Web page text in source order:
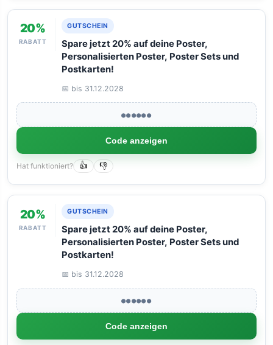
20%
RABATT
GUTSCHEIN
Spare jetzt 20% auf deine Poster,
Personalisierten Poster, Poster Sets und
Postkarten!
📅 bis 31.12.2028
●●●●●●
Code anzeigen
Hat funktioniert? 👍 👎
20%
RABATT
GUTSCHEIN
Spare jetzt 20% auf deine Poster,
Personalisierten Poster, Poster Sets und
Postkarten!
📅 bis 31.12.2028
●●●●●●
Code anzeigen